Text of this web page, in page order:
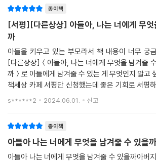
종이책
[서평][다른상상] 아들아, 나는 너에게 무엇
까
아들을 키우고 있는 부모라서 책 내용이 너무 궁
[다른상상]＜아들아, 나는 너에게 무엇을 남겨줄
까＞로 아들에게 남겨줄 수 있는 게 무엇인지 알고
책세상 카페 서평단 신청했는데 좋은 기회로 서평
었어요.[다른상상]＜아들아, 나는 너에게 무엇을
s******2 2024.06.01. 신고
종이책
아들아 나는 너에게 무엇을 남겨줄 수 있을까
아들아 나는 너에게 무엇을 남겨줄 수 있을까아버